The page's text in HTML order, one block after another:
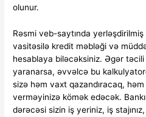
olunur.
Rəsmi veb-saytında
vasitəsilə kredit məbləği və
hesablaya biləcəksiniz. Əgər
yaranarsa, əvvəlcə bu
sizə həm vaxt qazandıracaq,
verməyinizə kömək edəcək.
dərəcəsi sizin iş yeriniz, iş